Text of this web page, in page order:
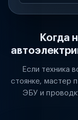
Когда
Если техника
стоянке, мастер
ЭБУ и